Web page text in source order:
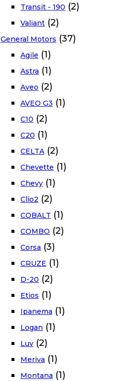
Transit - 190 (2)
Valiant (2)
General Motors (37)
Agile (1)
Astra (1)
Aveo (2)
AVEO G3 (1)
C10 (2)
C20 (1)
CELTA (2)
Chevette (1)
Chevy (1)
Clio2 (2)
COBALT (1)
COMBO (2)
Corsa (3)
CRUZE (1)
D-20 (2)
Etios (1)
Ipanema (1)
Logan (1)
Luv (2)
Meriva (1)
Montana (1)